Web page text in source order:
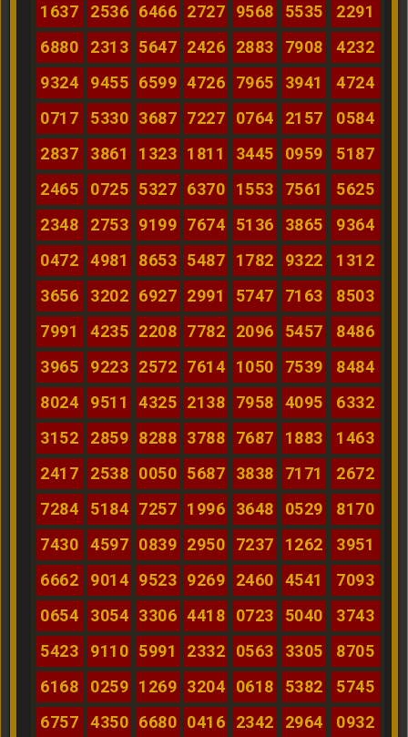
1637
2536 6466 2727 9568 5535
2291
6880
2313 5647 2426 2883 7908
4232
9324
9455 6599 4726 7965 3941
4724
0717
5330 3687 7227 0764 2157
0584
2837
3861 1323 1811 3445 0959
5187
2465
0725 5327 6370 1553 7561
5625
2348
2753 9199 7674 5136 3865
9364
0472
4981 8653 5487 1782 9322
1312
3656
3202 6927 2991 5747 7163
8503
7991
4235 2208 7782 2096 5457
8486
3965
9223 2572 7614 1050 7539
8484
8024
9511 4325 2138 7958 4095
6332
3152
2859 8288 3788 7687 1883
1463
2417
2538 0050 5687 3838 7171
2672
7284
5184 7257 1996 3648 0529
8170
7430
4597 0839 2950 7237 1262
3951
6662
9014 9523 9269 2460 4541
7093
0654
3054 3306 4418 0723 5040
3743
5423
9110 5991 2332 0563 3305
8705
6168
0259 1269 3204 0618 5382
5745
6757
4350 6680 0416 2342 2964
0932